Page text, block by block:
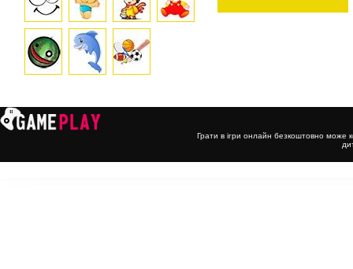
Грати в ігри онлайн безкоштовно може